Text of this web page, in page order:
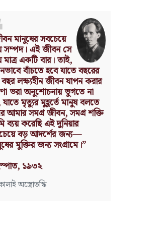
Nothing can have value
without being an object of
utility.
Source: Das Kapital
(Volume I, Chapter 1)
কার্ল মার্কস